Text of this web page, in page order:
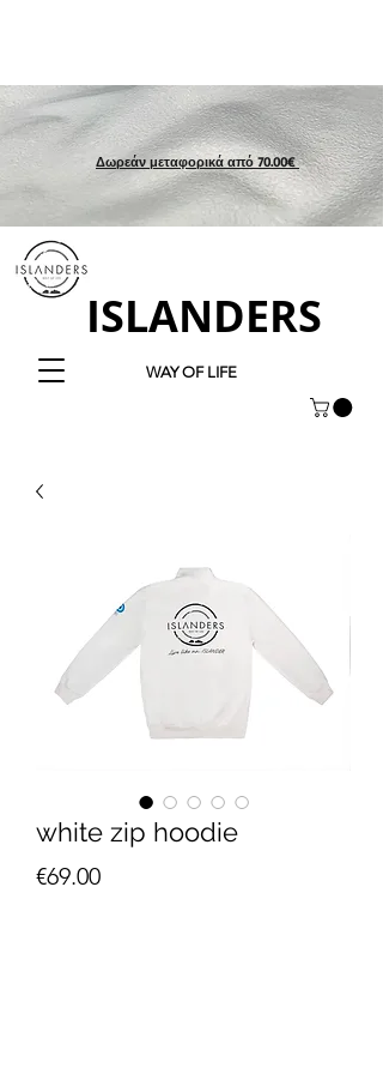
Δωρεάν μεταφορικά από 70.00€
WAY OF LIFE
ISLANDERS
white zip hoodie
€69.00Τιμή